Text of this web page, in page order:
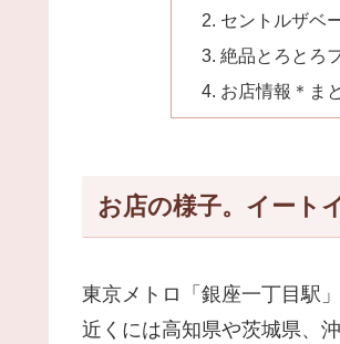
セントルザベ
絶品とろとろ
お店情報＊ま
お店の様子。イート
東京メトロ「銀座一丁目駅
近くには高知県や茨城県、